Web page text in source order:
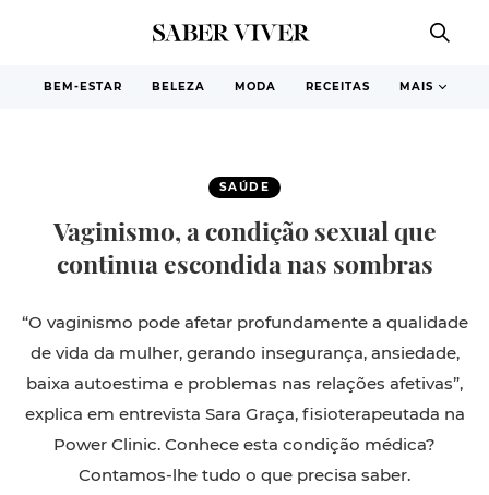
BEM-ESTAR BELEZA MODA RECEITAS MAIS
SAÚDE
Vaginismo, a condição sexual que
continua escondida nas sombras
“O vaginismo pode afetar profundamente a qualidade
de vida da mulher, gerando insegurança, ansiedade,
baixa autoestima e problemas nas relações afetivas”,
explica em entrevista Sara Graça, fisioterapeutada na
Power Clinic. Conhece esta condição médica?
Contamos-lhe tudo o que precisa saber.